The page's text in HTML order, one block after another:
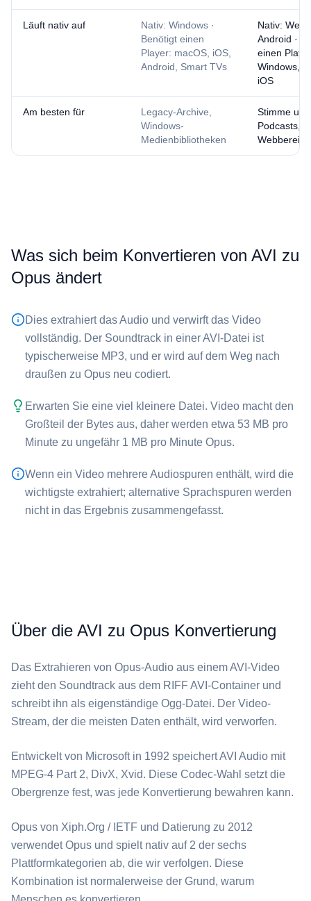
Läuft nativ auf
Nativ: Windows ·
Benötigt einen
Player: macOS, iOS,
Android, Smart TVs
Nativ:
Android ·
einen
Windows,
iOS
Am besten für
Legacy-Archive,
Windows-
Medienbibliotheken
Stimme
Podcasts,
Was sich beim Konvertieren von ⁦AVI⁩ zu
⁦Opus⁩ ändert
Dies extrahiert das Audio und verwirft das Video
vollständig. Der Soundtrack in einer ⁦AVI⁩-Datei ist
typischerweise MP3, und er wird auf dem Weg nach
draußen zu Opus neu codiert.
Erwarten Sie eine viel kleinere Datei. Video macht den
Großteil der Bytes aus, daher werden etwa 53 MB pro
Minute zu ungefähr 1 MB pro Minute ⁦Opus⁩.
Wenn ein Video mehrere Audiospuren enthält, wird die
wichtigste extrahiert; alternative Sprachspuren werden
nicht in das Ergebnis zusammengefasst.
Über die AVI zu Opus Konvertierung
Das Extrahieren von ⁦Opus⁩-Audio aus einem ⁦AVI⁩-Video
zieht den Soundtrack aus dem RIFF AVI-Container und
schreibt ihn als eigenständige Ogg-Datei. Der Video-
Stream, der die meisten Daten enthält, wird verworfen.
Entwickelt von Microsoft in 1992 speichert ⁦AVI⁩ Audio mit
MPEG-4 Part 2, DivX, Xvid. Diese Codec-Wahl setzt die
Obergrenze fest, was jede Konvertierung bewahren kann.
⁦Opus⁩ von Xiph.Org / IETF und Datierung zu 2012
verwendet Opus und spielt nativ auf 2 der sechs
Plattformkategorien ab, die wir verfolgen. Diese
Kombination ist normalerweise der Grund, warum